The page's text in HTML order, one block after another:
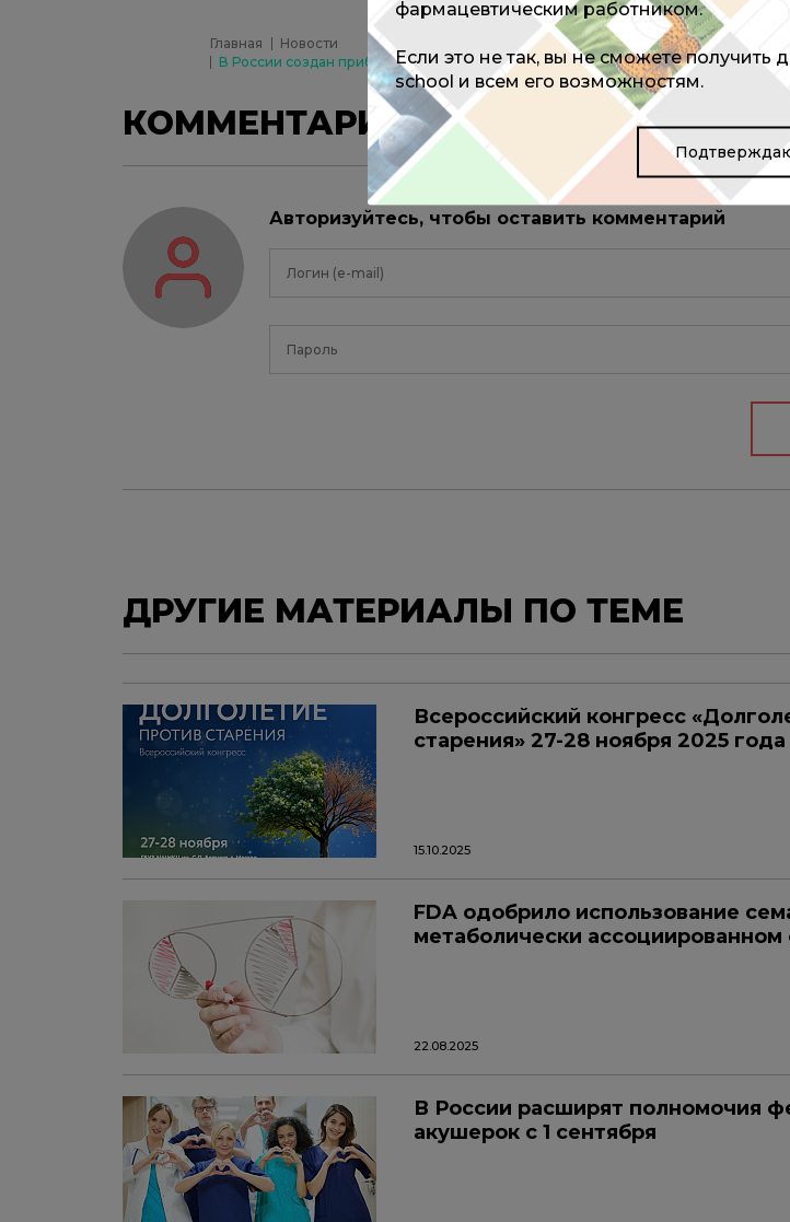
Главная
Новости
В России создан прибор, который предупредит о надвигающемся
КОММЕНТАРИИ 0
Авторизуйтесь, чтобы оставить комментарий
ДРУГИЕ МАТЕРИАЛЫ ПО ТЕМЕ
Всероссийский конгресс
старения» 27-28 ноября 2025 года
15.10.2025
FDA одобрило использование
метаболически ассоциированном
22.08.2025
В России расширят полномочия
акушерок с 1 сентября
фармацевтическим работником.
Если это не так, вы не сможете получить
school и всем его возможностям.